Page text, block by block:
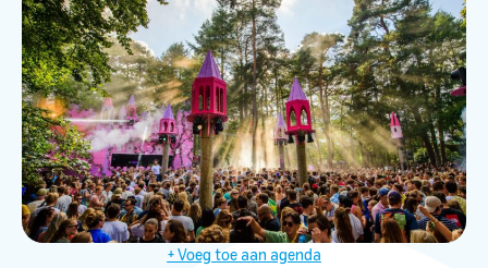
+ Voeg toe aan agenda